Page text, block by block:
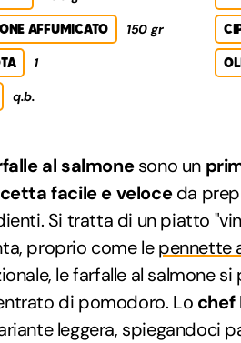
AFFUMICATO 150 gr
1
q.b.
al salmonesono un
facile e veloceda
Si tratta di un piatto
proprio come lepennette
le farfalle al salmone
di pomodoro. Lo chef
leggera, spiegandoci